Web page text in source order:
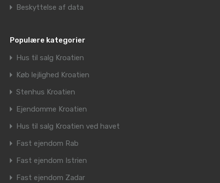
Beskyttelse af data
Populære kategorier
Hus til salg Kroatien
Køb lejlighed Kroatien
Stenhus Kroatien
Ejendomme Kroatien
Hus til salg Kroatien ved havet
Fast ejendom Rab
Fast ejendom Istrien
Fast ejendom Zadar